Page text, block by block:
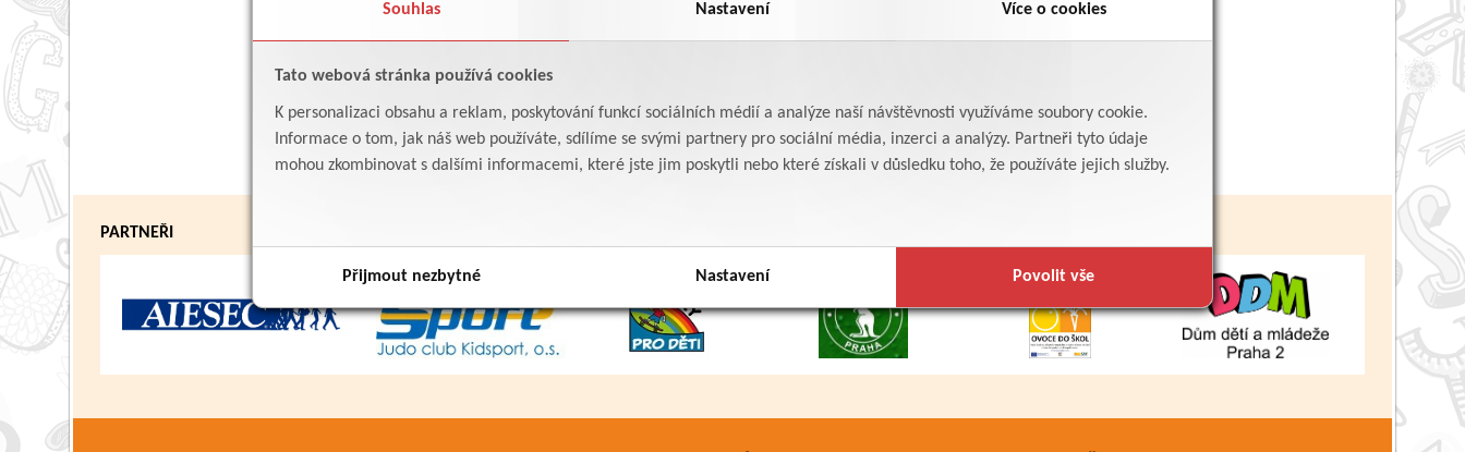
Souhlas Nastavení Více o cookies
Tato webová stránka používá cookies
K personalizaci obsahu a reklam, poskytování funkcí sociálních médií a analýze naší návštěvnosti využíváme soubory cookie.
Informace o tom, jak náš web používáte, sdílíme se svými partnery pro sociální média, inzerci a analýzy. Partneři tyto údaje
mohou zkombinovat s dalšími informacemi, které jste jim poskytli nebo které získali v důsledku toho, že používáte jejich služby.
Přijmout nezbytné Nastavení Povolit vše
PARTNEŘI